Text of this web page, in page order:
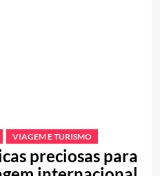
VIAGEM E TURISMO
preciosas para